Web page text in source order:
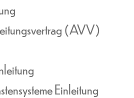
(AVV)
Einleitung